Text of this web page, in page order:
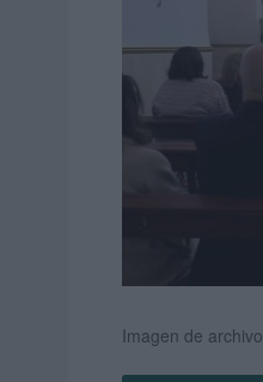
Imagen de archivo